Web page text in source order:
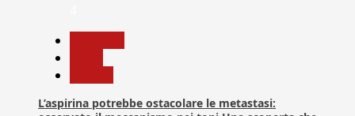
L’aspirina potrebbe ostacolare le metastasi: